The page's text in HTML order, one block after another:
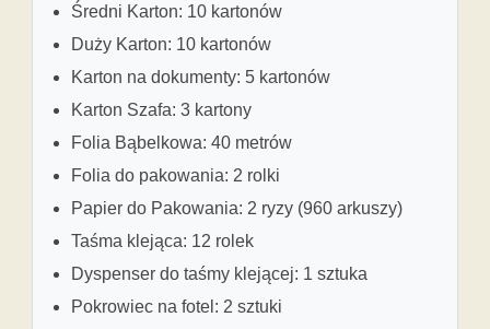
Średni Karton: 10 kartonów
Duży Karton: 10 kartonów
Karton na dokumenty: 5 kartonów
Karton Szafa: 3 kartony
Folia Bąbelkowa: 40 metrów
Folia do pakowania: 2 rolki
Papier do Pakowania: 2 ryzy (960 arkuszy)
Taśma klejąca: 12 rolek
Dyspenser do taśmy klejącej: 1 sztuka
Pokrowiec na fotel: 2 sztuki